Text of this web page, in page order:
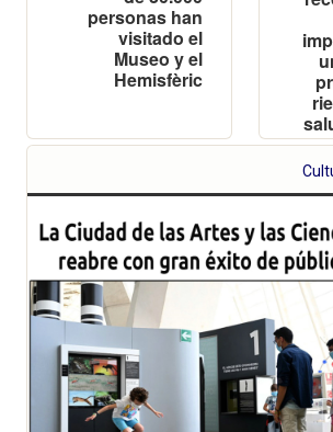
personas han
visitado el
Museo y el
Hemisfèric